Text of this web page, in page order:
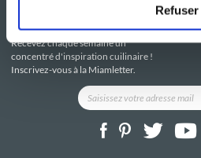
Refuser
Recevez chaque semaine un
concentré d'inspiration cuilinaire !
Inscrivez-vous à la Miamletter.